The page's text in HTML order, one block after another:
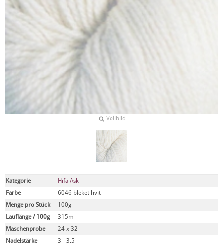
Vollbild
Kategorie
Hifa Ask
Farbe
6046 bleket hvit
Menge pro Stück
100g
Lauflänge / 100g
315m
Maschenprobe
24 x 32
Nadelstärke
3 - 3,5